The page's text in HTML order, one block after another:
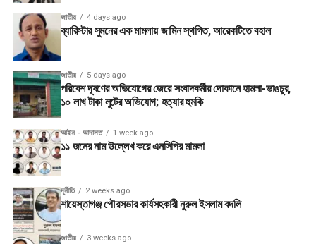
জাতীয় 4 days ago
ব্যারিস্টার সুমনের এক মামলায় জামিন স্থগিত, আরেকটিতে বহাল
জাতীয় 5 days ago
পরিবেশ দূষণের অভিযোগের জেরে সংবাদকর্মীর দোকানে হামলা-ভাঙচুর,
১০ লাখ টাকা লুটের অভিযোগ; হত্যার হুমকি
আইন - আদালত 1 week ago
১১ জনের নাম উল্লেখ করে এনসিপির মামলা
দূর্নীতি 2 weeks ago
শায়েস্তাগঞ্জ পৌরসভার কার্যসহকারী নুরুল ইসলাম বদলি
জাতীয় 3 weeks ago